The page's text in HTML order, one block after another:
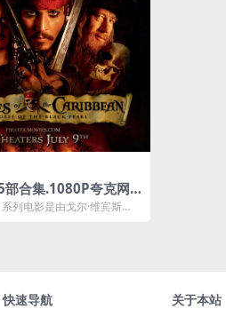
部合集.1080P夸克网
系列电影是由戈尔·维宾斯
快速导航
关于本站